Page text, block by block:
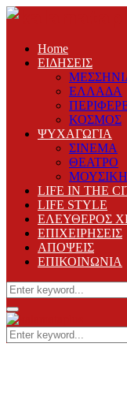
Home
ΕΙΔΗΣΕΙΣ
ΕΛΛΑΔΑ
ΚΟΣΜΟΣ
ΨΥΧΑΓΩΓΙΑ
ΣΙΝΕΜΑ
ΘΕΑΤΡΟ
ΜΟΥΣΙΚΗ
LIFE IN THE
LIFE STYLE
ΕΛΕΥΘΕΡΟΣ
ΕΠΙΧΕΙΡΗΣΕΙΣ
ΑΠΟΨΕΙΣ
ΕΠΙΚΟΙΝΩΝΙΑ
Search
for:
Primary
Menu
Search
for: